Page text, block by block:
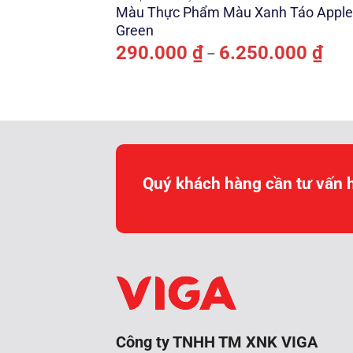
Màu Thực Phẩm Màu Xanh Táo Apple
Green
290.000 ₫ – 6.250.000 ₫giá:
Quý khách hàng cần tư
Công ty TNHH TM XNK VIGA